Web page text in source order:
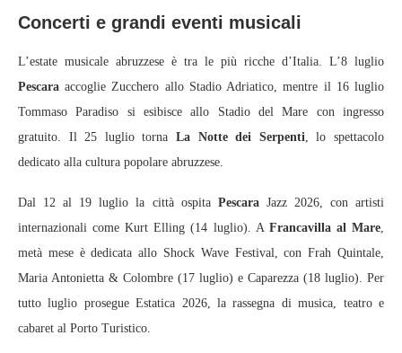
Concerti e grandi eventi musicali
L’estate musicale abruzzese è tra le più ricche d’Italia. L’8 luglio
Pescara accoglie Zucchero allo Stadio Adriatico, mentre il 16 luglio
Tommaso Paradiso si esibisce allo Stadio del Mare con ingresso
gratuito. Il 25 luglio torna La Notte dei Serpenti , lo spettacolo
dedicato alla cultura popolare abruzzese.
Dal 12 al 19 luglio la città ospita PescaraJazz 2026, con artisti
internazionali come Kurt Elling (14 luglio). A Francavilla al Mare
metà mese è dedicata allo Shock Wave Festival, con Frah Quintale,
Maria Antonietta & Colombre (17 luglio) e Caparezza (18 luglio). Per
tutto luglio prosegue Estatica 2026, la rassegna di musica, teatro e
cabaret al Porto Turistico.